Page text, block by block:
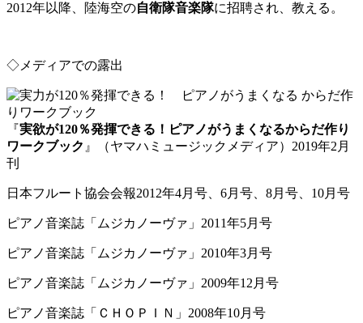
2012年以降、陸海空の自衛隊音楽隊に招聘され、教える。
◇メディアでの露出
『実欲が120％発揮できる！ピアノがうまくなるからだ作り
ワークブック 』（ヤマハミュージックメディア）2019年2月
刊
日本フルート協会会報2012年4月号、6月号、8月号、10月号
ピアノ音楽誌「ムジカノーヴァ」2011年5月号
ピアノ音楽誌「ムジカノーヴァ」2010年3月号
ピアノ音楽誌「ムジカノーヴァ」2009年12月号
ピアノ音楽誌「ＣＨＯＰＩＮ」2008年10月号